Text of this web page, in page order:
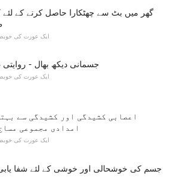
گھر میں بٹ سے چھٹکارا حاصل کرنے کے
ایک عورت کی
جسمانی دیکھ بھال -
ایک عورت کی
اعصابی کشیدگی اور کشیدگی سے
امدادی مجموعی
ایک عورت کی
جسم کی خوشحالی اور خوشی کے لئے شفا